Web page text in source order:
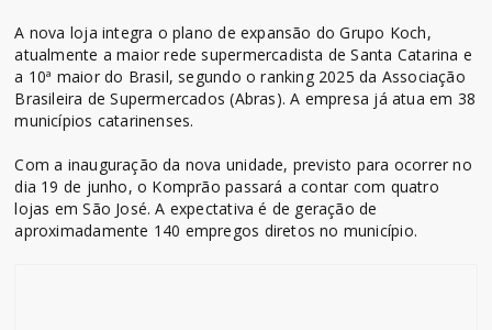
A nova loja integra o plano de expansão do Grupo Koch,
atualmente a maior rede supermercadista de Santa Catarina e
a 10ª maior do Brasil, segundo o ranking 2025 da Associação
Brasileira de Supermercados (Abras). A empresa já atua em 38
municípios catarinenses.
Com a inauguração da nova unidade, previsto para ocorrer no
dia 19 de junho, o Komprão passará a contar com quatro
lojas em São José. A expectativa é de geração de
aproximadamente 140 empregos diretos no município.